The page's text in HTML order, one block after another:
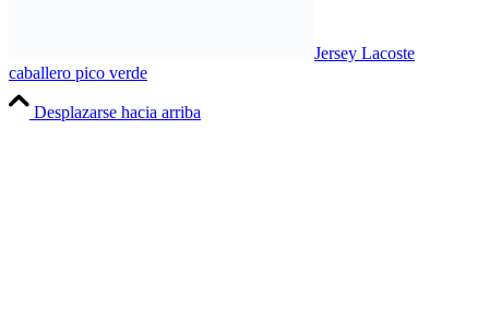
Jersey Lacoste
caballero pico verde
Desplazarse hacia arriba